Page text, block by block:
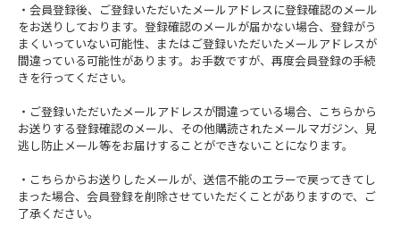
・会員登録後、ご登録いただいたメールアドレスに登録確認のメール
をお送りしております。登録確認のメールが届かない場合、登録がう
まくいっていない可能性、またはご登録いただいたメールアドレスが
間違っている可能性があります。お手数ですが、再度会員登録の手続
きを行ってください。
・ご登録いただいたメールアドレスが間違っている場合、こちらから
お送りする登録確認のメール、その他購読されたメールマガジン、見
逃し防止メール等をお届けすることができないことになります。
・こちらからお送りしたメールが、送信不能のエラーで戻ってきてし
まった場合、会員登録を削除させていただくことがありますので、ご
了承ください。